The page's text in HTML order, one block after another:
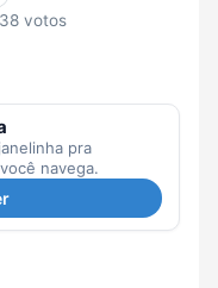
38 votos
pra
navega.